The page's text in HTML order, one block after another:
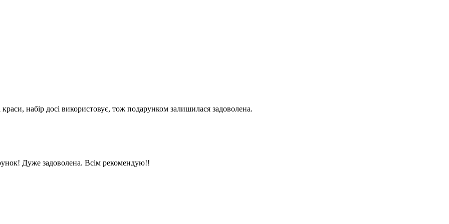
набір досі використовує, тож подарунком залишилася задоволена.
Дуже задоволена. Всім рекомендую!!